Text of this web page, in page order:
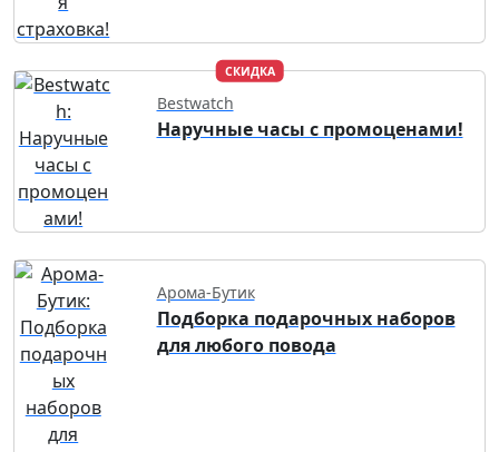
СКИДКА
Bestwatch
Наручные часы с промоценами!
Арома-Бутик
Подборка подарочных наборов
для любого повода